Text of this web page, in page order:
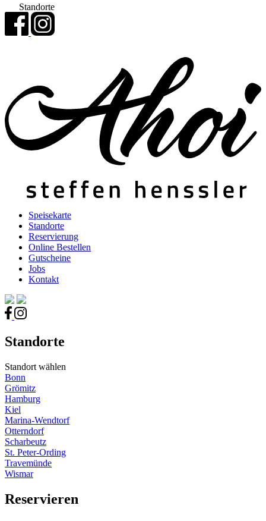
Standorte
Speisekarte
Standorte
Reservierung
Online Bestellen
Gutscheine
Jobs
Kontakt
Standorte
Standort wählen
Bonn
Grömitz
Hamburg
Kiel
Marina-Wendtorf
Otterndorf
Scharbeutz
St. Peter-Ording
Travemünde
Wismar
Reservieren